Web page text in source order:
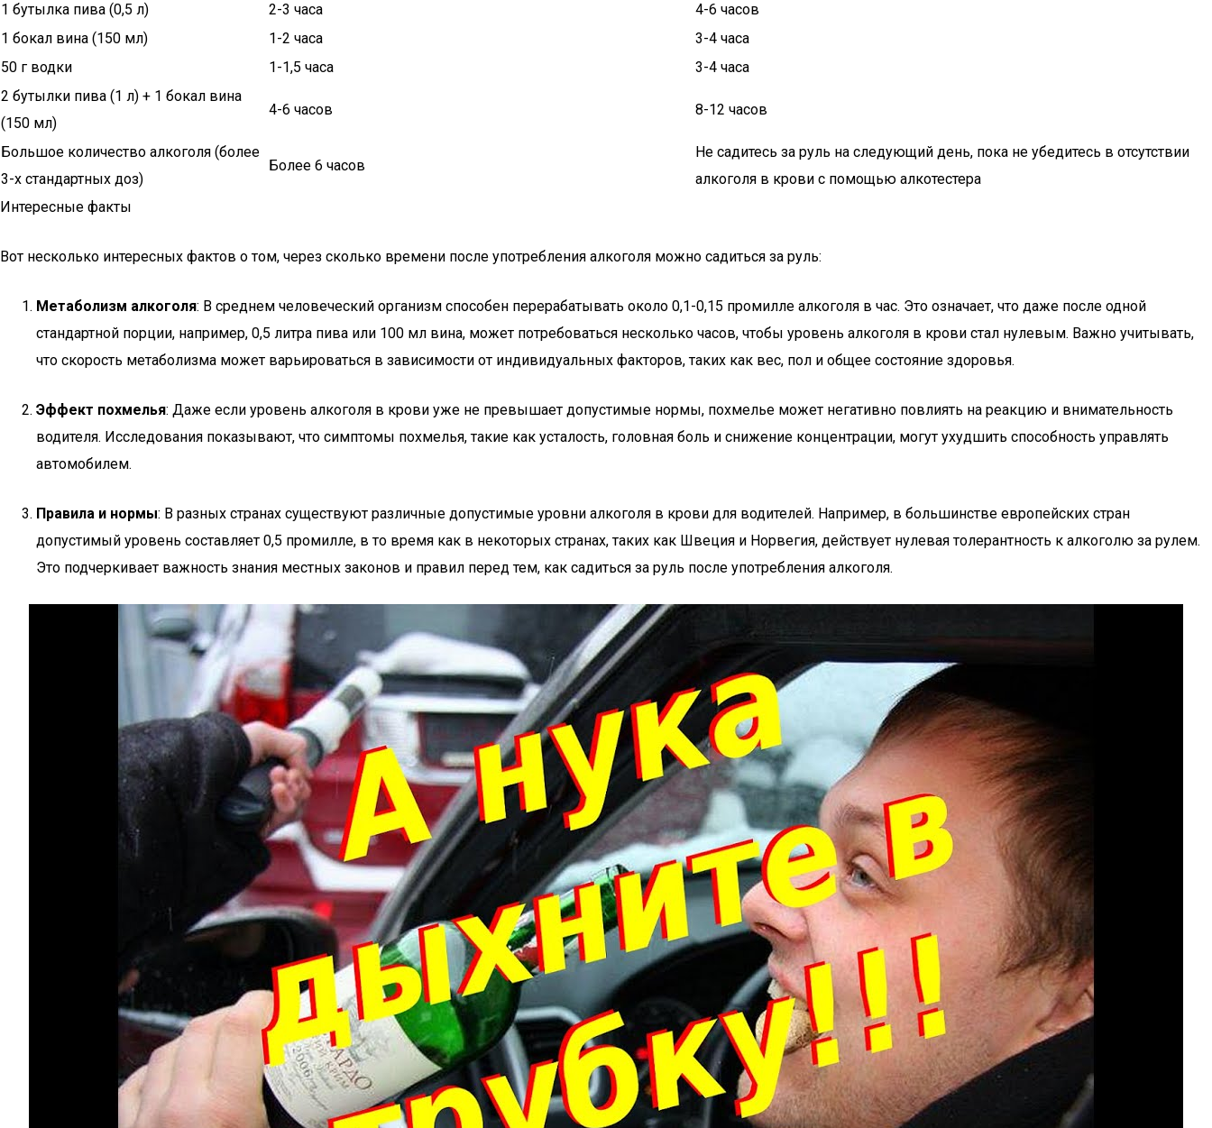
1 бутылка пива (0,5 л)
2-3 часа
4-6 часов
1 бокал вина (150 мл)
1-2 часа
3-4 часа
50 г водки
1-1,5 часа
3-4 часа
2 бутылки пива (1 л) + 1 бокал вина
(150 мл)
4-6 часов 8-12 часов
Большое количество алкоголя (более
3-х стандартных доз)
Более 6 часов
Не садитесь за руль на следующий день, пока не убедитесь в отсутствии
алкоголя в крови с помощью алкотестера
Интересные факты
Вот несколько интересных фактов о том, через сколько времени после употребления алкоголя можно садиться за руль:
Метаболизм алкоголя: В среднем человеческий организм способен перерабатывать около 0,1-0,15 промилле алкоголя в час. Это означает, что даже после одной
стандартной порции, например, 0,5 литра пива или 100 мл вина, может потребоваться несколько часов, чтобы уровень алкоголя в крови стал нулевым. Важно учитывать,
что скорость метаболизма может варьироваться в зависимости от индивидуальных факторов, таких как вес, пол и общее состояние здоровья.
Эффект похмелья: Даже если уровень алкоголя в крови уже не превышает допустимые нормы, похмелье может негативно повлиять на реакцию и внимательность
водителя. Исследования показывают, что симптомы похмелья, такие как усталость, головная боль и снижение концентрации, могут ухудшить способность управлять
автомобилем.
Правила и нормы: В разных странах существуют различные допустимые уровни алкоголя в крови для водителей. Например, в большинстве европейских стран
допустимый уровень составляет 0,5 промилле, в то время как в некоторых странах, таких как Швеция и Норвегия, действует нулевая толерантность к алкоголю за рулем.
Это подчеркивает важность знания местных законов и правил перед тем, как садиться за руль после употребления алкоголя.